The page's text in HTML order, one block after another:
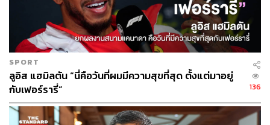
SPORT
ลูอิส แฮมิลตัน “นี่คือวันที่ผมมีความสุขที่สุด ตั้งแต่มาอยู่
กับเฟอร์รารี่”
136